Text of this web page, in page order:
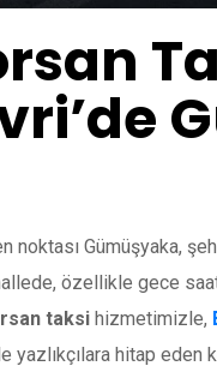
noktası Gümüşyaka,
özellikle gece
taksi hizmetimizle,
yazlıkçılara hitap eden